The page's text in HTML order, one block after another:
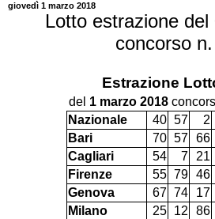
giovedì 1 marzo 2018
Lotto estrazione del
concorso
Estrazione
del 1 marzo 2018
Nazionale
40 57 2
Bari
70 57 66
Cagliari
54 7 21
Firenze
55 79 46
Genova
67 74 17
Milano
25 12 86